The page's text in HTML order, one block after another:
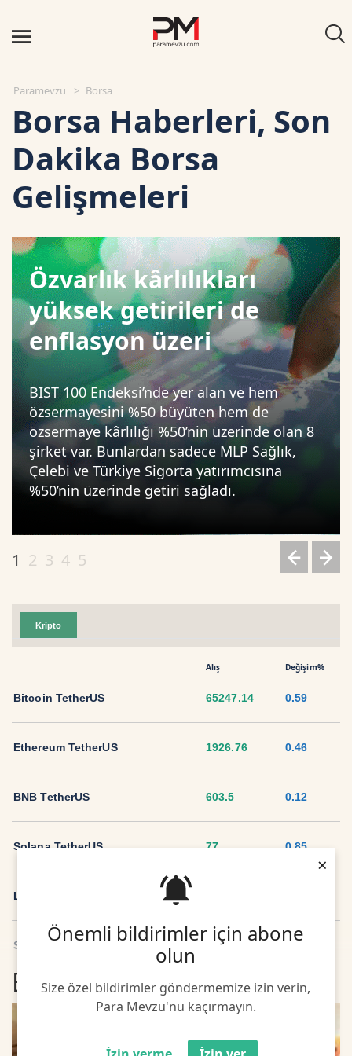
Önemli bildirimler için abone
olun
Size özel bildirimler göndermemize izin verin,
Para Mevzu'nu kaçırmayın.
×
Paramevzu Borsa
Borsa Haberleri, Son
Dakika Borsa
Gelişmeleri
Özvarlık kârlılıkları
yüksek getirileri de
enflasyon üzeri
BIST 100 Endeksi’nde yer alan ve hem
özsermayesini %50 büyüten hem de
özsermaye kârlılığı %50’nin üzerinde olan 8
şirket var. Bunlardan sadece MLP Sağlık,
Çelebi ve Türkiye Sigorta yatırımcısına
%50’nin üzerinde getiri sağladı.
1 2 3 4 5
Kripto
Alış Değişim%
Bitcoin TetherUS 65247.14 0.59
Ethereum TetherUS 1926.76 0.46
BNB TetherUS 603.5 0.12
Solana TetherUS 77 0.85
Litecoin TetherUS
Sui TetherUS 2.04
Ripple TetherUS 1.037 -0.36
USD Coin TetherUS
En son Borsa Haberleri